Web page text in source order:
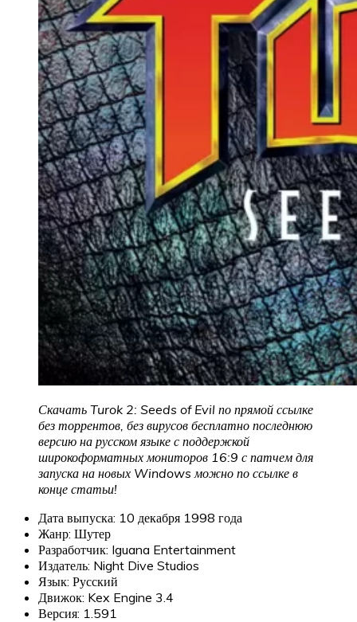
Скачать Turok 2: Seeds of Evil по прямой ссылке
без торрентов, без вирусов бесплатно последнюю
версию на русском языке с поддержкой
широкоформатных мониторов 16:9 с патчем для
запуска на новых Windows можно по ссылке в
конце статьи!
Дата выпуска: 10 декабря 1998 года
Жанр: Шутер
Разработчик: Iguana Entertainment
Издатель: Night Dive Studios
Язык: Русский
Движок: Kex Engine 3.4
Версия: 1.591